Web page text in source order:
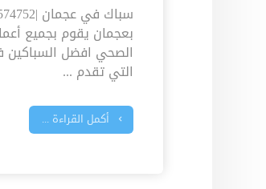
بعجمان يقوم بجميع
الصحي افضل
التي تقدم ...
أكمل القراءة ...